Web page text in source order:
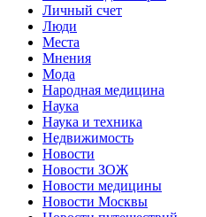
Личный счет
Люди
Места
Мнения
Мода
Народная медицина
Наука
Наука и техника
Недвижимость
Новости
Новости ЗОЖ
Новости медицины
Новости Москвы